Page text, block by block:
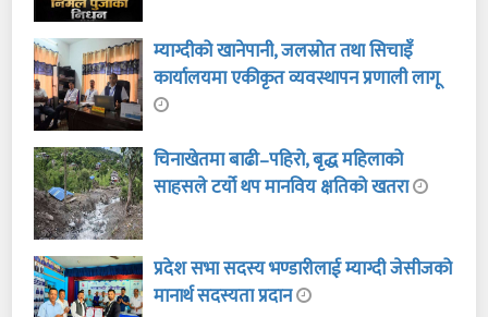
म्याग्दीको खानेपानी, जलस्रोत तथा सिचाइँ
कार्यालयमा एकीकृत व्यवस्थापन प्रणाली लागू
चिनाखेतमा बाढी–पहिरो, बृद्ध महिलाको
साहसले टर्यो थप मानविय क्षतिको खतरा
प्रदेश सभा सदस्य भण्डारीलाई म्याग्दी जेसीजको
मानार्थ सदस्यता प्रदान